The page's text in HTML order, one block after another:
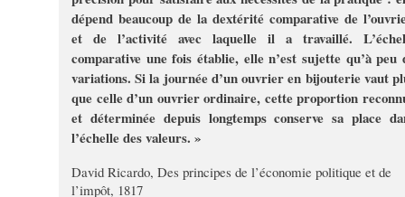
dépend beaucoup de la dextérité comparative de
et de l’activité avec laquelle il a travaillé.
comparative une fois établie, elle n’est sujette qu’à peu
variations. Si la journée d’un ouvrier en bijouterie vaut
que celle d’un ouvrier ordinaire, cette proportion
et déterminée depuis longtemps conserve sa place
l’échelle des valeurs. »
David Ricardo, Des principes de l’économie politique et de
l’impôt, 1817